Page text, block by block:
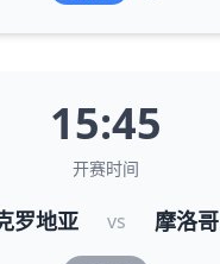
15:45
开赛时间
罗地亚 vs 摩洛哥